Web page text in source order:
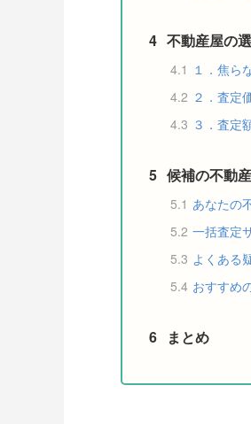
4 不動産屋の
4.1 １．焦ら
4.2 ２．査定
4.3 ３．査定
5 候補の不動
5.1 あなたの
5.2 一括査定
5.3 よくある
5.4 おすすめ
6 まとめ